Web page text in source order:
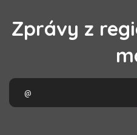
Zprávy z